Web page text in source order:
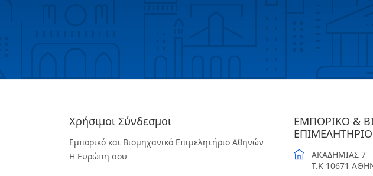
Χρήσιμοι Σύνδεσμοι
Εμπορικό και Βιομηχανικό Επιμελητήριο Αθηνών
Η Ευρώπη σου
ΕΜΠΟΡΙΚΟ &
ΑΚΑΔΗΜΙΑΣ 7
T.K 10671